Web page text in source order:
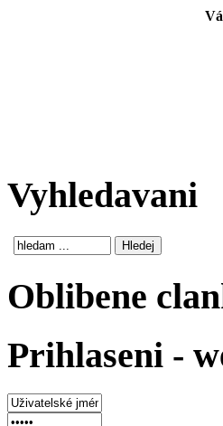
Vyhledavani
Oblibene
Prihlaseni -